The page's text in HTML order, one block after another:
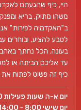
היי, כיף שהגעתם
משהו מתוק, בריא
ב"האקדמיה לפירות"
לטבע להציע, ובוחרים
בעונה. הכל נחתך
עד אליכם הביתה או
כיף זה פשוט לפתוח
יום א-ה שעות פעילות 8:00 - 20:00
יום שישי 8:00 - 14:00